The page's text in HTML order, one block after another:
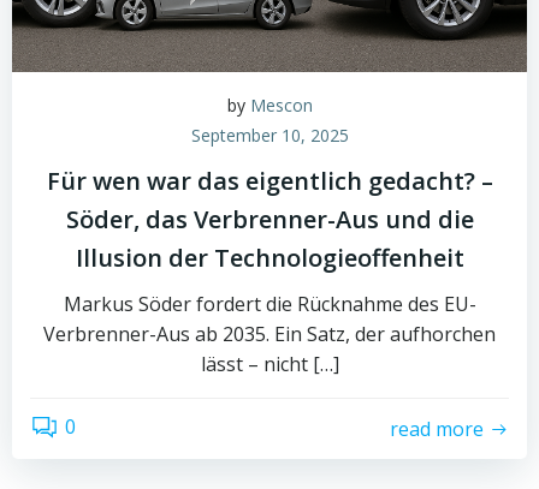
by Mescon
September 10, 2025
Für wen war das eigentlich gedacht? –
Söder, das Verbrenner-Aus und die
Illusion der Technologieoffenheit
Markus Söder fordert die Rücknahme des EU-
Verbrenner-Aus ab 2035. Ein Satz, der aufhorchen
lässt – nicht […]
0 read more